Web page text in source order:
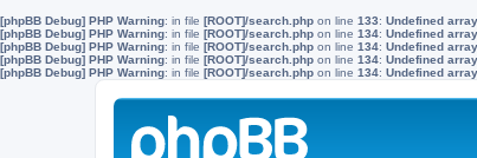
[phpBB Debug] PHP Warning: in file [ROOT]/search.php on line 133: Undefined
[phpBB Debug] PHP Warning: in file [ROOT]/search.php on line 134: Undefined
[phpBB Debug] PHP Warning: in file [ROOT]/search.php on line 134: Undefined
[phpBB Debug] PHP Warning: in file [ROOT]/search.php on line 134: Undefined
[phpBB Debug] PHP Warning: in file [ROOT]/search.php on line 134: Undefined